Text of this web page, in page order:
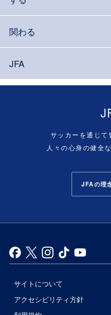
関わる
JFA
サッカーを通じて
人々の心身の健全
JFAの理
サイトについて
アクセシビリティ方針